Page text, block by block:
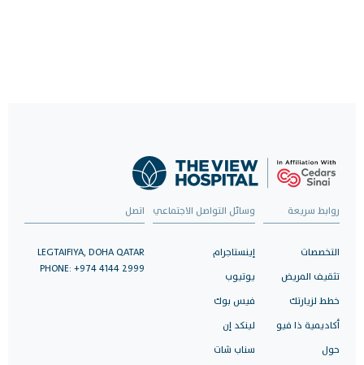
روابط سريعة
التخصصات
تثقيف المريض
خطط لزيارتك
أكاديمية ذا فيو
حول
وسائل التواصل الاجتماعي
إينستاجرام
يوتيوب
فيس بوك
لينكد إن
سناب شات
اتصل
LEGTAIFIYA, DOHA QATAR
PHONE: +974 4144 2999